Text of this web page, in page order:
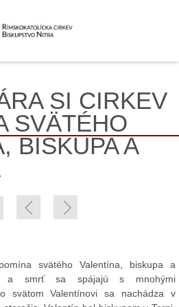
SI CIRKEV
SVÄTÉHO
BISKUPA A
svätého Valentína, biskupa a
a smrť sa spájajú s mnohými
svätom Valentínovi sa nachádza v